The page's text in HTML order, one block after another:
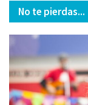
No te pierdas...